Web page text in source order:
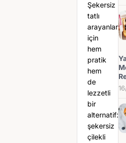
Şekersiz
tatlı
arayanlar
için
hem
pratik
hem
de
lezzetli
bir
alternatif:
şekersiz
çilekli